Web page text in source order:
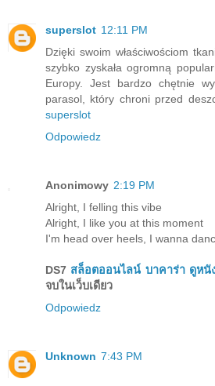
superslot 12:11 PM
Dzięki swoim właściwościom
szybko zyskała ogromną
Europy. Jest bardzo chętnie
parasol, który chroni przed
superslot
Odpowiedz
Anonimowy 2:19 PM
Alright, I felling this vibe
Alright, I like you at this moment
I'm head over heels, I wanna
DS7 สล็อตออนไลน์ บาคาร่า ดูหนั
จบในเว็บเดียว
Odpowiedz
Unknown 7:43 PM